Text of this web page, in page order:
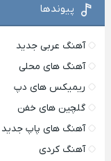
پیوندها
آهنگ عربی جدید
آهنگ های محلی
ریمیکس های دپ
گلچین های خفن
آهنگ های پاپ جدید
آهنگ کردی